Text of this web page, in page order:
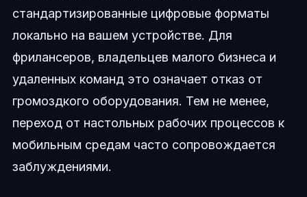
стандартизированные цифровые форматы
локально на вашем устройстве. Для
фрилансеров, владельцев малого бизнеса и
удаленных команд это означает отказ от
громоздкого оборудования. Тем не менее,
переход от настольных рабочих процессов к
мобильным средам часто сопровождается
заблуждениями.